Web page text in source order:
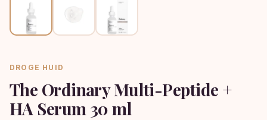
DROGE HUID
The Ordinary Multi-Peptide +
HA Serum 30 ml